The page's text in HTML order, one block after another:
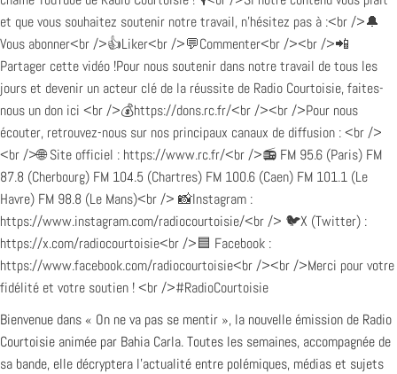
Bienvenue dans « On ne va pas se mentir », la nouvelle émission de Radio
Courtoisie animée par Bahia Carla. Toutes les semaines, accompagnée de
sa bande, elle décryptera l’actualité entre polémiques, médias et sujets